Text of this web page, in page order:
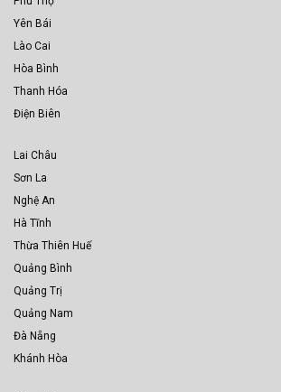
Yên Bái
Lào Cai
Hòa Bình
Thanh Hóa
Điện Biên
Lai Châu
Sơn La
Nghệ An
Hà Tĩnh
Thừa Thiên Huế
Quảng Bình
Quảng Trị
Quảng Nam
Đà Nẵng
Khánh Hòa